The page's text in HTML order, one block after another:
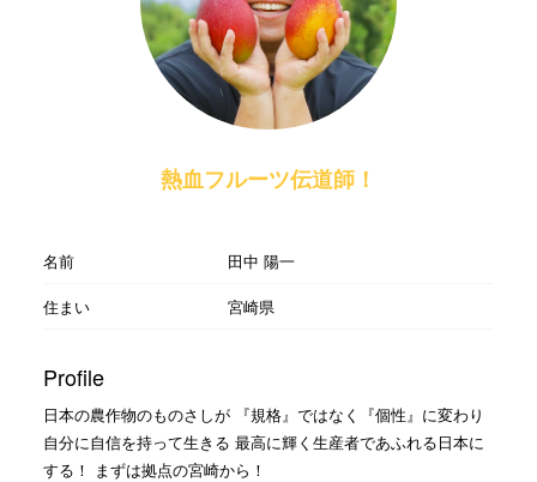
熱血フルーツ伝道師！
名前
田中 陽一
住まい
宮崎県
Profile
日本の農作物のものさしが 『規格』ではなく『個性』に変わり
自分に自信を持って生きる 最高に輝く生産者であふれる日本に
する！ まずは拠点の宮崎から！